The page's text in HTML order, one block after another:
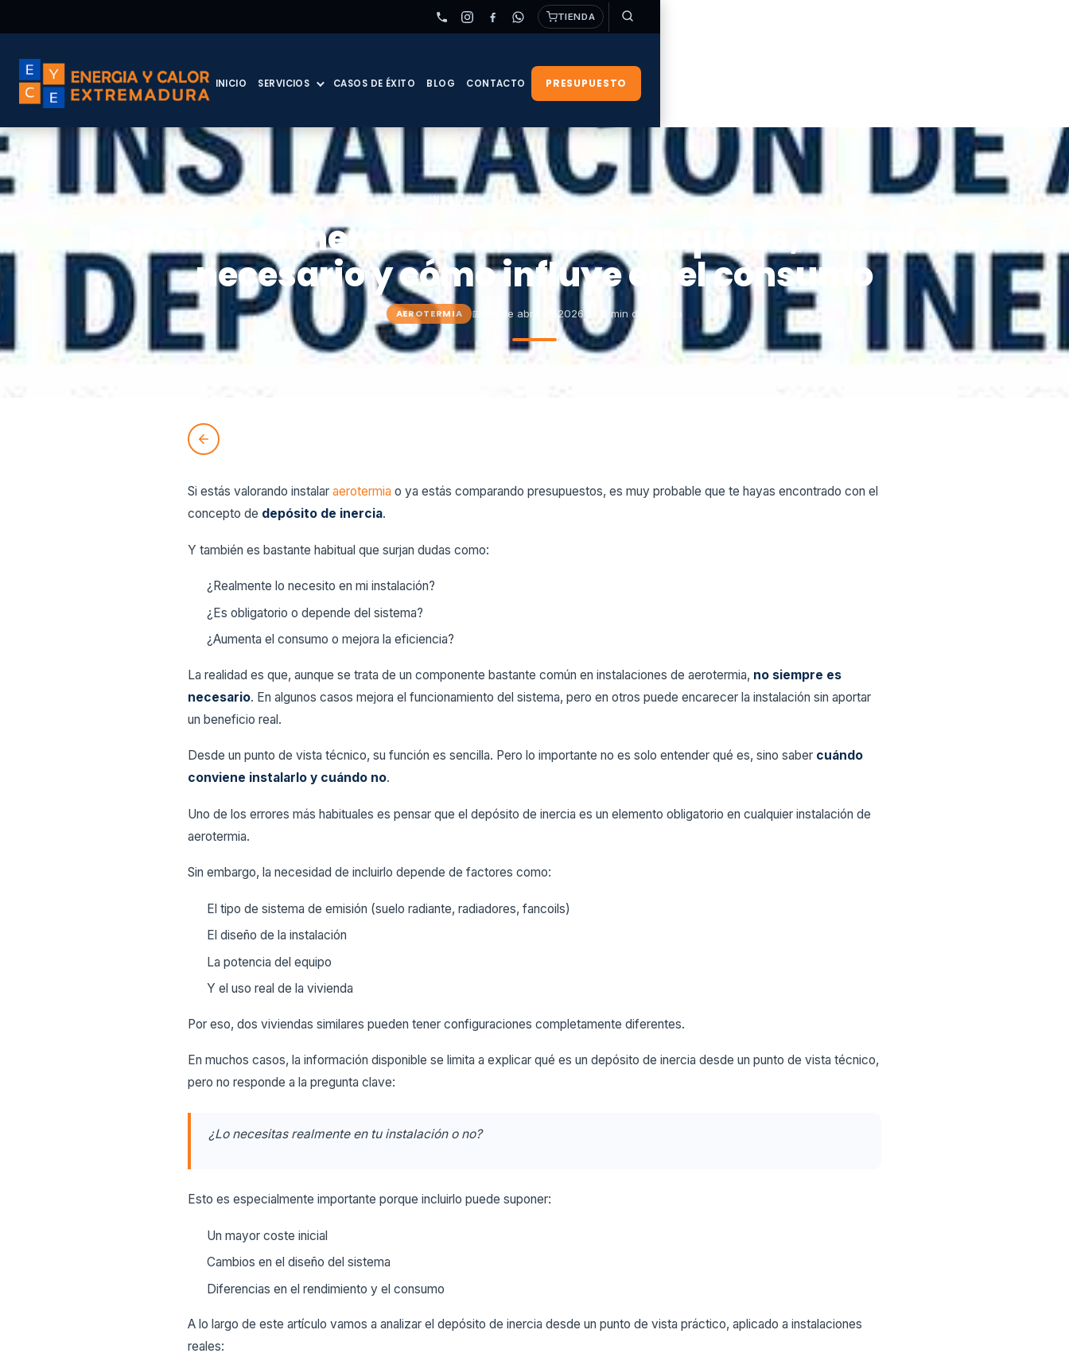
TIENDA
INICIO SERVICIOS CASOS DE ÉXITO BLOG CONTACTO PRESUPUESTO
INICIO › BLOG › AEROTERMIA
Depósito de inercia en aerotermia: qué es, cuándo es
necesario y cómo influye en el consumo
AEROTERMIA 📅 22 de abril de 2026 ⏱ 31 min de lectura
Si estás valorando instalar aerotermia o ya estás comparando presupuestos, es muy probable que te hayas encontrado con el
concepto de depósito de inercia.
Y también es bastante habitual que surjan dudas como:
¿Realmente lo necesito en mi instalación?
¿Es obligatorio o depende del sistema?
¿Aumenta el consumo o mejora la eficiencia?
La realidad es que, aunque se trata de un componente bastante común en instalaciones de aerotermia, no siempre es
necesario. En algunos casos mejora el funcionamiento del sistema, pero en otros puede encarecer la instalación sin aportar
un beneficio real.
Desde un punto de vista técnico, su función es sencilla. Pero lo importante no es solo entender qué es, sino saber cuándo
conviene instalarlo y cuándo no.
Uno de los errores más habituales es pensar que el depósito de inercia es un elemento obligatorio en cualquier instalación de
aerotermia.
Sin embargo, la necesidad de incluirlo depende de factores como:
El tipo de sistema de emisión (suelo radiante, radiadores, fancoils)
El diseño de la instalación
La potencia del equipo
Y el uso real de la vivienda
Por eso, dos viviendas similares pueden tener configuraciones completamente diferentes.
En muchos casos, la información disponible se limita a explicar qué es un depósito de inercia desde un punto de vista técnico,
pero no responde a la pregunta clave:
¿Lo necesitas realmente en tu instalación o no?
Esto es especialmente importante porque incluirlo puede suponer:
Un mayor coste inicial
Cambios en el diseño del sistema
Diferencias en el rendimiento y el consumo
A lo largo de este artículo vamos a analizar el depósito de inercia desde un punto de vista práctico, aplicado a instalaciones
reales: